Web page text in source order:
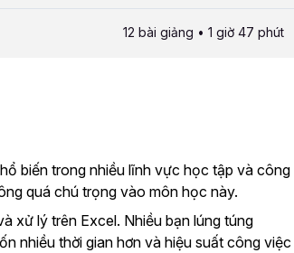
12 bài giảng • 1 giờ 47 phút
biến trong nhiều lĩnh vực học tập và công
quá chú trọng vào môn học này.
xử lý trên Excel. Nhiều bạn lúng túng
nhiều thời gian hơn và hiệu suất công việc